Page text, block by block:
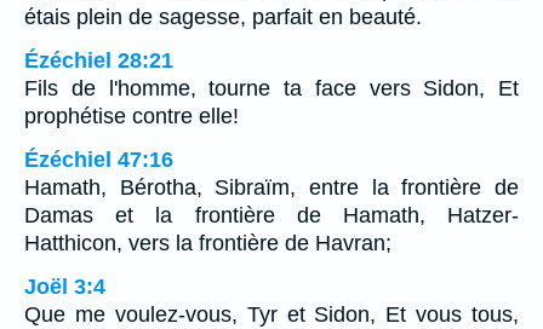
étais plein de sagesse, parfait en beauté.
Ézéchiel 28:21
Fils de l'homme, tourne ta face vers Sidon, Et
prophétise contre elle!
Ézéchiel 47:16
Hamath, Bérotha, Sibraïm, entre la frontière de
Damas et la frontière de Hamath, Hatzer-
Hatthicon, vers la frontière de Havran;
Joël 3:4
Que me voulez-vous, Tyr et Sidon, Et vous tous,